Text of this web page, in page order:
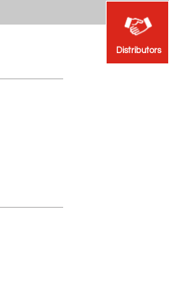
Distributors
Distributors